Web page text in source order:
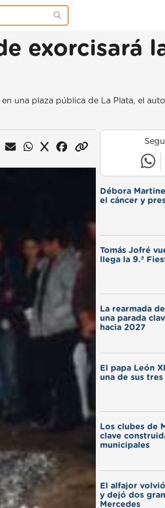
exorcisará
una plaza pública de La Plata, el
Débora
el cáncer y
Tomás Jofré
llega la 9.ª
La rearmada
una parada
hacia 2027
El papa León
una de sus tres
Los clubes de
clave
municipales
El alfajor
y dejó dos
Mercedes